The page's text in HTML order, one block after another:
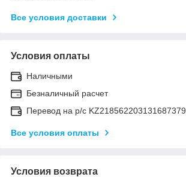
Все условия доставки
Условия оплаты
Наличными
Безналичный расчет
Перевод на р/с KZ218562203131687379
Все условия оплаты
Условия возврата